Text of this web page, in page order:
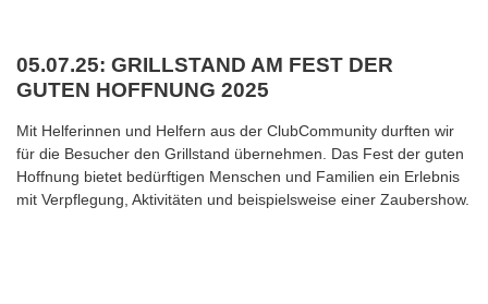
05.07.25: GRILLSTAND AM FEST DER
GUTEN HOFFNUNG 2025
Mit Helferinnen und Helfern aus der ClubCommunity durften wir
für die Besucher den Grillstand übernehmen. Das Fest der guten
Hoffnung bietet bedürftigen Menschen und Familien ein Erlebnis
mit Verpflegung, Aktivitäten und beispielsweise einer Zaubershow.